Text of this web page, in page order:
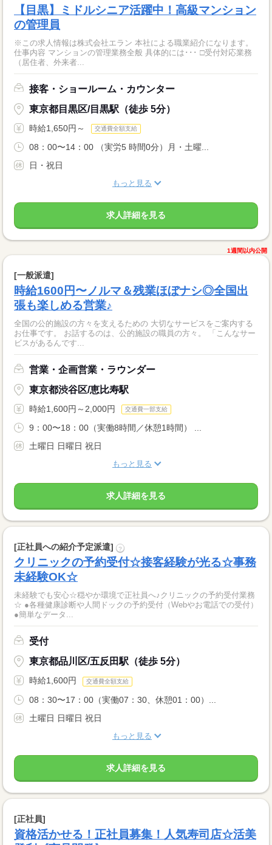
【目黒】ミドルシニア活躍中！高級マンション
の管理員
※この求人情報は株式会社エラン 本社による職業紹介になります。
仕事内容 マンションの管理業務全般 具体的には･･･ □受付対応業務
（居住者、外来者...
接客・ショールーム・カウンター
東京都目黒区/目黒駅（徒歩 5分）
時給1,650円～ 交通費全額支給
08：00〜14：00 （実労5 時間0分）月・土曜...
日・祝日
もっと見る
求人詳細を見る
1週間以内公開
[一般派遣]
時給1600円〜ノルマ＆残業ほぼナシ◎全国出
張も楽しめる営業♪
全国の公的施設の方々を支えるための 大切なサービスをご案内する
お仕事です。 お話するのは、公的施設の職員の方々。 「こんなサー
ビスがあるんです...
営業・企画営業・ラウンダー
東京都渋谷区/恵比寿駅
時給1,600円～2,000円 交通費一部支給
9：00〜18：00（実働8時間／休憩1時間） ...
土曜日 日曜日 祝日
もっと見る
求人詳細を見る
[正社員への紹介予定派遣] ?
クリニックの予約受付☆接客経験が光る☆事務
未経験OK☆
未経験でも安心☆穏やか環境で正社員へ♪クリニックの予約受付業務
☆ ●各種健康診断や人間ドックの予約受付（Webやお電話での受付）
●簡単なデータ...
受付
東京都品川区/五反田駅（徒歩 5分）
時給1,600円 交通費全額支給
08：30〜17：00（実働07：30、休憩01：00）...
土曜日 日曜日 祝日
もっと見る
求人詳細を見る
[正社員]
資格活かせる！正社員募集！人気寿司店☆活美